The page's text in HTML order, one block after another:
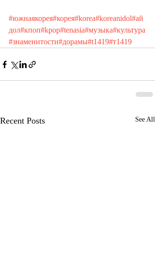
#южнаякорея#корея#korea#koreanidol#ай
дол#кпоп#kpop#tenasia#музыка#культура
#знаменитости#дорамы#t1419#т1419
Recent Posts See All